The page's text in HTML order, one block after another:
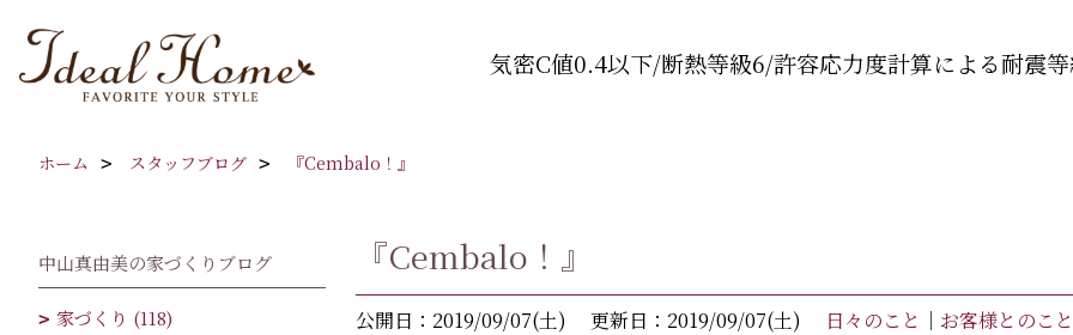
気密C値0.4以下/断熱等級6/許容応力度計算による耐震
ホーム スタッフブログ 『Cembalo！』
『Cembalo！』
公開日：2019/09/07(土) 更新日：2019/09/07(土) 日々のこと ｜ お客様とのこと
中山真由美の家づくりブログ
家づくり (118)